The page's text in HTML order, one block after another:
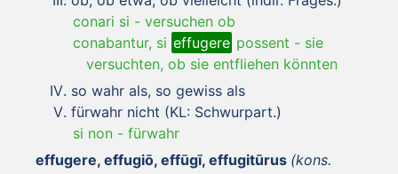
conari si - versuchen ob
conabantur, si effugere possent - sie
versuchten, ob sie entfliehen könnten
so wahr als, so gewiss als
fürwahr nicht (KL: Schwurpart.)
si non - fürwahr
effugere, effugiō, effūgī, effugitūrus (kons.